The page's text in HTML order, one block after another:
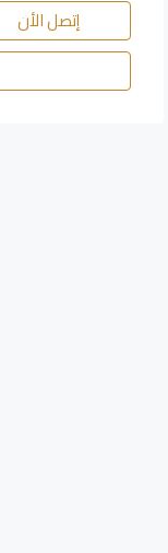
إتصل الأن